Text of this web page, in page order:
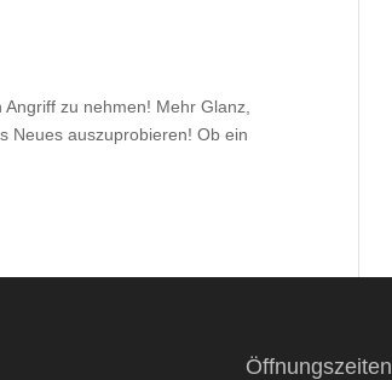
zu nehmen! Mehr Glanz,
Neues auszuprobieren! Ob ein
Öffnungszeiten